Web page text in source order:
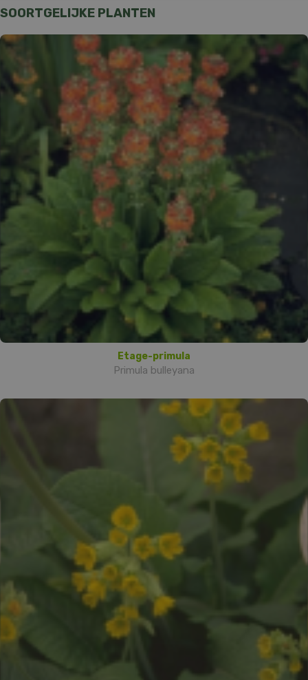
SOORTGELIJKE PLANTEN
Etage-primula
Primula bulleyana